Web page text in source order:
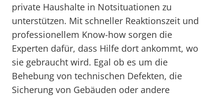
private Haushalte in Notsituationen zu
unterstützen. Mit schneller Reaktionszeit und
professionellem Know-how sorgen die
Experten dafür, dass Hilfe dort ankommt, wo
sie gebraucht wird. Egal ob es um die
Behebung von technischen Defekten, die
Sicherung von Gebäuden oder andere